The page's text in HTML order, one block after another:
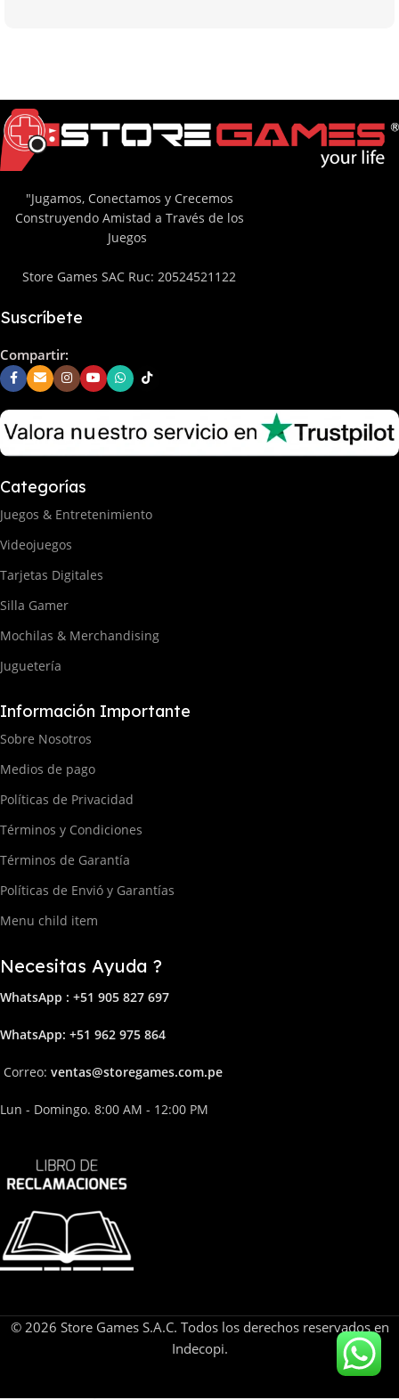
"Jugamos, Conectamos y Crecemos
Construyendo Amistad a Través de los
Juegos
Store Games SAC Ruc: 20524521122
Suscríbete
Compartir:
Categorías
Juegos & Entretenimiento
Videojuegos
Tarjetas Digitales
Silla Gamer
Mochilas & Merchandising
Juguetería
Información Importante
Sobre Nosotros
Medios de pago
Políticas de Privacidad
Términos y Condiciones
Términos de Garantía
Políticas de Envió y Garantías
Menu child item
Necesitas Ayuda ?
WhatsApp : +51 905 827 697
WhatsApp: +51 962 975 864
Correo: ventas@storegames.com.pe
Lun - Domingo. 8:00 AM - 12:00 PM
© 2026 Store Games S.A.C. Todos los derechos reservados en
Indecopi.